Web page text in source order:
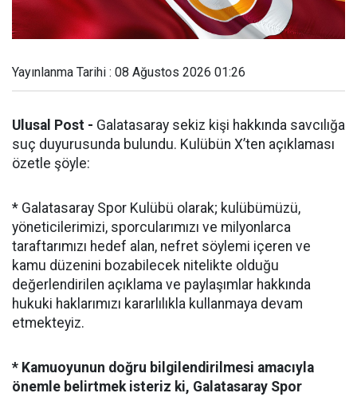
Yayınlanma Tarihi : 08 Ağustos 2026 01:26
Ulusal Post - Galatasaray sekiz kişi hakkında savcılığa
suç duyurusunda bulundu. Kulübün X’ten açıklaması
özetle şöyle:
* Galatasaray Spor Kulübü olarak; kulübümüzü,
yöneticilerimizi, sporcularımızı ve milyonlarca
taraftarımızı hedef alan, nefret söylemi içeren ve
kamu düzenini bozabilecek nitelikte olduğu
değerlendirilen açıklama ve paylaşımlar hakkında
hukuki haklarımızı kararlılıkla kullanmaya devam
etmekteyiz.
* Kamuoyunun doğru bilgilendirilmesi amacıyla
önemle belirtmek isteriz ki, Galatasaray Spor